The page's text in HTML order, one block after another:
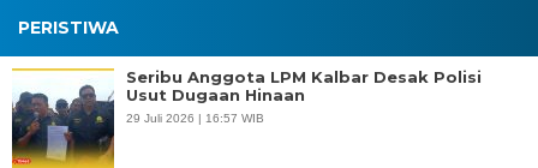
PERISTIWA
Seribu Anggota LPM Kalbar Desak Polisi
Usut Dugaan Hinaan
29 Juli 2026 | 16:57 WIB